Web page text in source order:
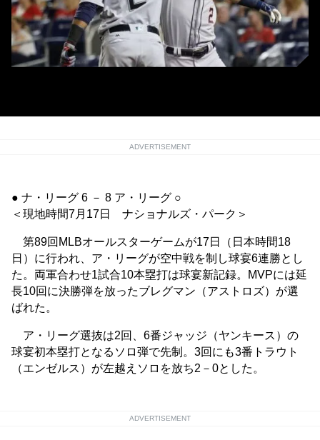
ADVERTISEMENT
● ナ・リーグ 6 － 8 ア・リーグ ○
＜現地時間7月17日 ナショナルズ・パーク＞
第89回MLBオールスターゲームが17日（日本時間18
日）に行われ、ア・リーグが空中戦を制し球宴6連勝とし
た。両軍合わせ1試合10本塁打は球宴新記録。MVPには延
長10回に決勝弾を放ったブレグマン（アストロズ）が選
ばれた。
ア・リーグ選抜は2回、6番ジャッジ（ヤンキース）の
球宴初本塁打となるソロ弾で先制。3回にも3番トラウト
（エンゼルス）が左越えソロを放ち2－0とした。
ADVERTISEMENT